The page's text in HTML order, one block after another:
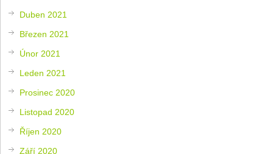
Duben 2021
Březen 2021
Únor 2021
Leden 2021
Prosinec 2020
Listopad 2020
Říjen 2020
Září 2020